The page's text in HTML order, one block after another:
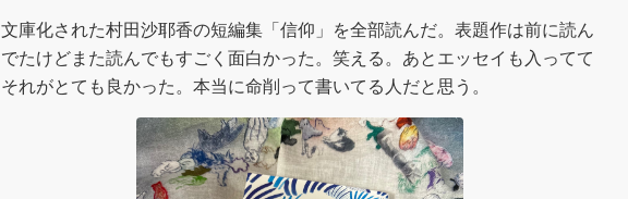
文庫化された村田沙耶香の短編集「信仰」を全部読んだ。表題作は前に読ん
でたけどまた読んでもすごく面白かった。笑える。あとエッセイも入ってて
それがとても良かった。本当に命削って書いてる人だと思う。